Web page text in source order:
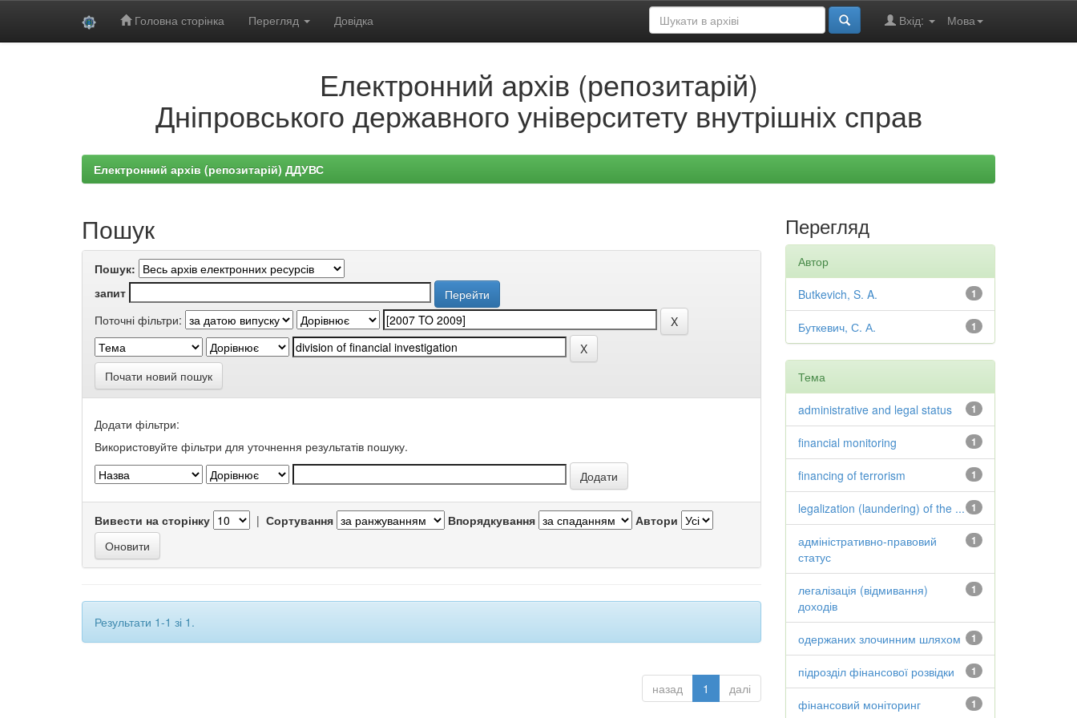
Головна сторінка Перегляд Довідка Мова
Вхід:
Електронний архів (репозитарій)
Дніпровського державного університету внутрішніх справ
Електронний архів (репозитарій) ДДУВС
Пошук
Пошук:
запит
Поточні фільтри:
Почати новий пошук
Додати фільтри:
Використовуйте фільтри для уточнення результатів пошуку.
Вивести на сторінку | Сортування Впорядкування Автори
Результати 1-1 зі 1.
назад 1 далі
Перегляд
Автор
1
Butkevich, S. A.
1
Буткевич, С. А.
Тема
1
administrative and legal status
1
financial monitoring
1
financing of terrorism
1
legalization (laundering) of the ...
1
адміністративно-правовий
статус
1
легалізація (відмивання)
доходів
1
одержаних злочинним шляхом
1
підрозділ фінансової розвідки
1
фінансовий моніторинг